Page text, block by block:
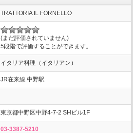
TRATTORIA IL FORNELLO
(まだ評価されていません)
5段階で評価することができます。
イタリア料理（イタリアン）
JR在来線 中野駅
東京都中野区中野4-7-2 SHビル1F
03-3387-5210